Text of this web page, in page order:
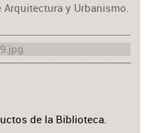
y Urbanismo.
de la Biblioteca.